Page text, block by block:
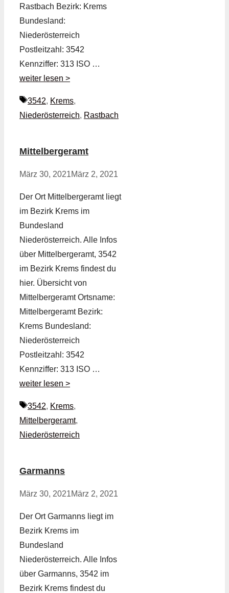
Rastbach Bezirk: Krems
Bundesland:
Niederösterreich
Postleitzahl: 3542
Kennziffer: 313 ISO …
weiter lesen >
Schlagwörter
3542, Krems,
Niederösterreich, Rastbach
Mittelbergeramt
März 30, 2021März 2, 2021
Der Ort Mittelbergeramt liegt
im Bezirk Krems im
Bundesland
Niederösterreich. Alle Infos
über Mittelbergeramt, 3542
im Bezirk Krems findest du
hier. Übersicht von
Mittelbergeramt Ortsname:
Mittelbergeramt Bezirk:
Krems Bundesland:
Niederösterreich
Postleitzahl: 3542
Kennziffer: 313 ISO …
weiter lesen >
Schlagwörter
3542, Krems,
Mittelbergeramt,
Niederösterreich
Garmanns
März 30, 2021März 2, 2021
Der Ort Garmanns liegt im
Bezirk Krems im
Bundesland
Niederösterreich. Alle Infos
über Garmanns, 3542 im
Bezirk Krems findest du